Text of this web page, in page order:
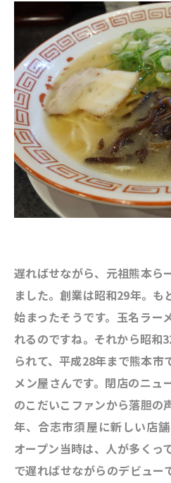
遅ればせながら、元祖熊本ら
ました。創業は昭和29年。も
始まったそうです。玉名ラー
れるのですね。それから昭和
られて、平成28年まで熊本市
メン屋さんです。閉店のニュ
のこだいこファンから落胆の
年、合志市須屋に新しい店
オープン当時は、人が多くっ
で遅ればせながらのデビュー